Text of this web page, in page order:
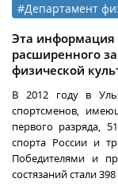
#Департамент
Эта информация
расширенного
физической
В 2012 году в
спортсменов,
первого разряда,
спорта России и
Победителями и
состязаний стали